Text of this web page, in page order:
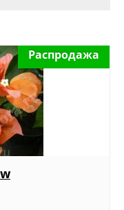
Распродажа